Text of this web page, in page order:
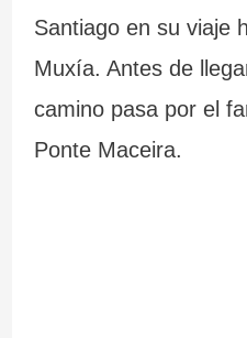
Santiago en su viaje
Muxía. Antes de
camino pasa por el
Ponte Maceira.